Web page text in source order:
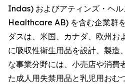
Indas) およびアティンズ・ヘ
Healthcare AB) を含む企業群
ダスは、米国、カナダ、欧州お
に吸収性衛生用品を設計、製造
な事業分野には、小売店や消費
た成人用失禁用品と乳児用おむ